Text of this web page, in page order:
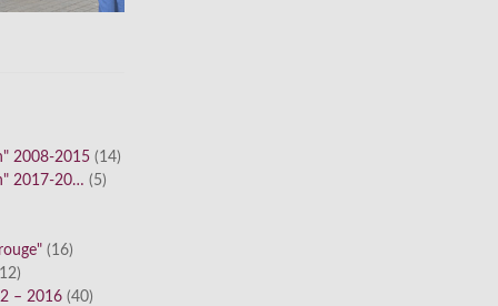
2008-2015 (14)
2017-20… (5)
(16)
– 2016 (40)